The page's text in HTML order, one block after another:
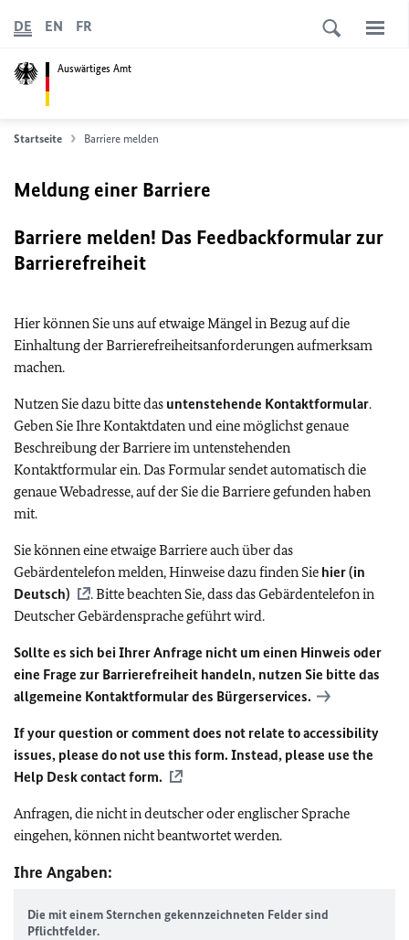
Auswärtiges Amt
DE EN FR
Startseite Barriere melden
Meldung einer Barriere
Barriere melden! Das Feedbackformular zur
Barrierefreiheit
Hier können Sie uns auf etwaige Mängel in Bezug auf die
Einhaltung der Barrierefreiheitsanforderungen aufmerksam
machen.
Nutzen Sie dazu bitte das untenstehende Kontaktformular.
Geben Sie Ihre Kontaktdaten und eine möglichst genaue
Beschreibung der Barriere im untenstehenden
Kontaktformular ein. Das Formular sendet automatisch die
genaue Webadresse, auf der Sie die Barriere gefunden haben
mit.
Sie können eine etwaige Barriere auch über das
Gebärdentelefon melden, Hinweise dazu finden Sie hier (in
Deutsch)
. Bitte beachten Sie, dass das Gebärdentelefon in
Deutscher Gebärdensprache geführt wird.
Sollte es sich bei Ihrer Anfrage nicht um einen Hinweis oder
eine Frage zur Barrierefreiheit handeln, nutzen Sie bitte das
allgemeine Kontaktformular des Bürgerservices.
If your question or comment does not relate to accessibility
issues, please do not use this form. Instead, please use the
Help Desk contact form.
Anfragen, die nicht in deutscher oder englischer Sprache
eingehen, können nicht beantwortet werden.
Ihre Angaben:
Die mit einem Sternchen gekennzeichneten Felder sind
Pflichtfelder.